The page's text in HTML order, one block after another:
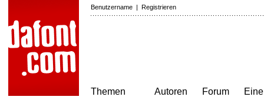
Benutzername | Registrieren
Themen
Autoren
Forum